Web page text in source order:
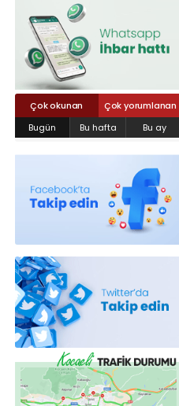
Çok okunan
Çok yorumlanan
Bugün
Bu hafta Bu ay
Yahya
Caddesi